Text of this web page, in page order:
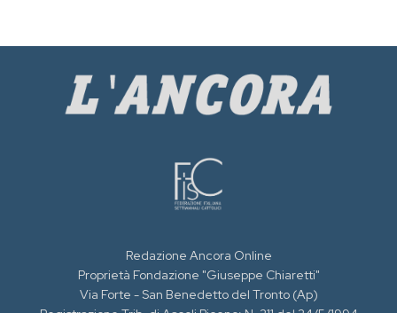
Redazione Ancora Online
Proprietà Fondazione "Giuseppe Chiaretti"
Via Forte - San Benedetto del Tronto (Ap)